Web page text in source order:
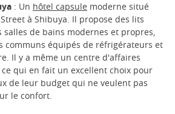
: Un hôtel capsule moderne situé
à Shibuya. Il propose des lits
salles de bains modernes et propres,
communs équipés de réfrigérateurs et
Il y a même un centre d'affaires
qui en fait un excellent choix pour
de leur budget qui ne veulent pas
le confort.